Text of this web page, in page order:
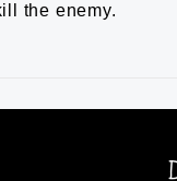
the enemy.